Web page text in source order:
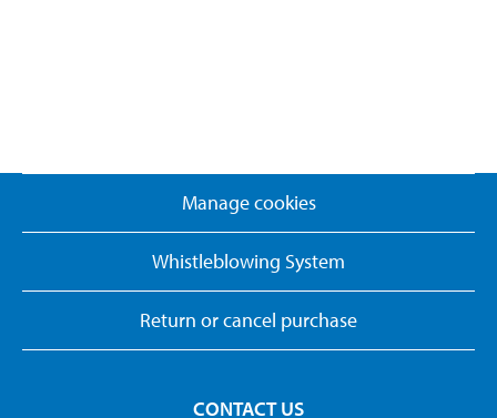
Manage cookies
Whistleblowing System
Return or cancel purchase
CONTACT US